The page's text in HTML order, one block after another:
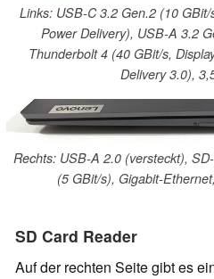
Links: USB-C 3.2 Gen.2 (10
Power Delivery), USB-A 3.2
Thunderbolt 4 (40 GBit/s,
Delivery 3.0),
Rechts: USB-A 2.0 (versteckt),
(5 GBit/s), Gigabit-
SD Card Reader
Auf der rechten Seite gibt es